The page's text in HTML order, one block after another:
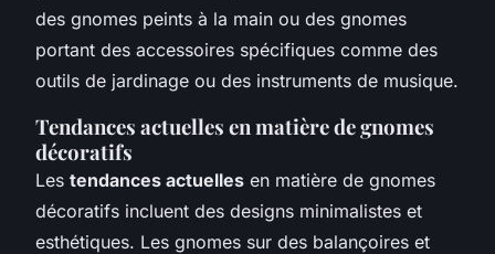
des gnomes peints à la main ou des gnomes
portant des accessoires spécifiques comme des
outils de jardinage ou des instruments de musique.
Tendances actuelles en matière de gnomes
décoratifs
Les tendances actuelles en matière de gnomes
décoratifs incluent des designs minimalistes et
esthétiques. Les gnomes sur des balançoires et